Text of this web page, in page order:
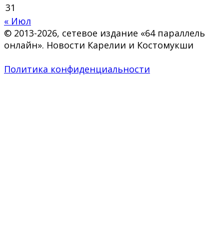
31
« Июл
© 2013-2026, сетевое издание «64 параллель
онлайн». Новости Карелии и Костомукши
Политика конфиденциальности